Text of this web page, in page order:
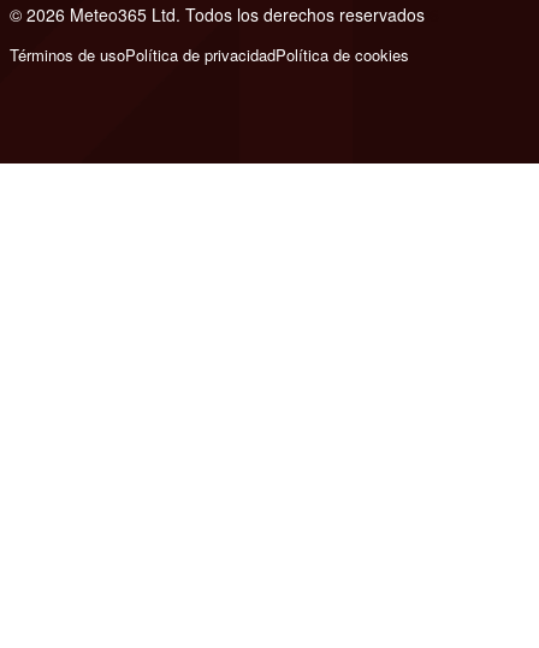
© 2026 Meteo365 Ltd. Todos los derechos reservados
Términos de usoPolítica de privacidadPolítica de cookies